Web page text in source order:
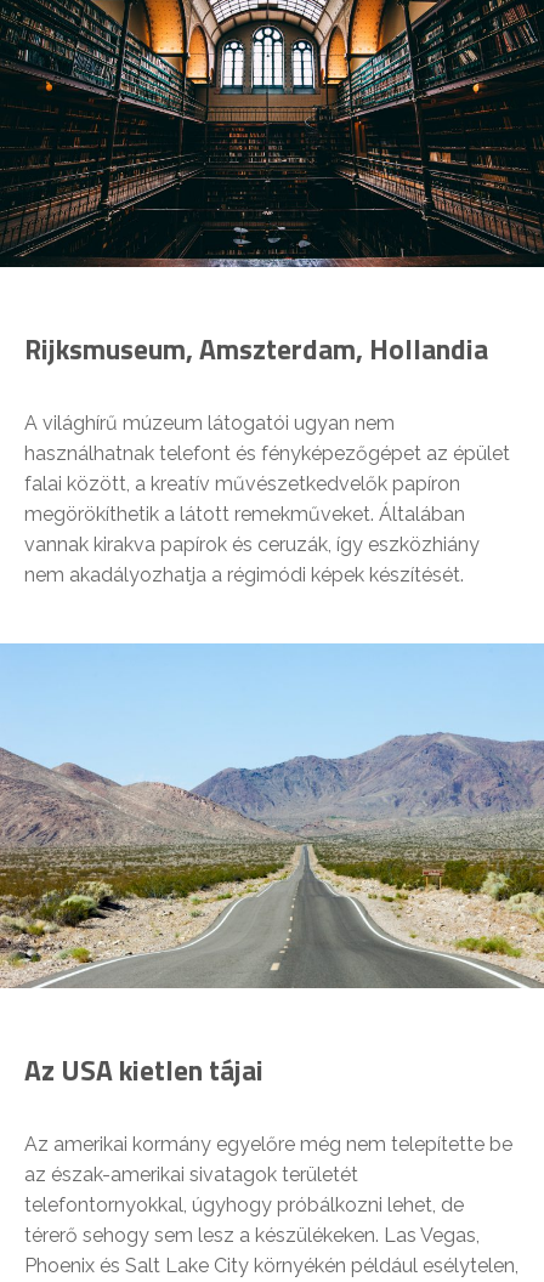
Rijksmuseum, Amszterdam, Hollandia
A világhírű múzeum látogatói ugyan nem
használhatnak telefont és fényképezőgépet az épület
falai között, a kreatív művészetkedvelők papíron
megörökíthetik a látott remekműveket. Általában
vannak kirakva papírok és ceruzák, így eszközhiány
nem akadályozhatja a régimódi képek készítését.
Az USA kietlen tájai
Az amerikai kormány egyelőre még nem telepítette be
az észak-amerikai sivatagok területét
telefontornyokkal, úgyhogy próbálkozni lehet, de
térerő sehogy sem lesz a készülékeken. Las Vegas,
Phoenix és Salt Lake City környékén például esélytelen,